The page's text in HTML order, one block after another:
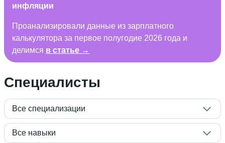
инфляции
Проанализировали данные из зарплатного
калькулятора за первое полугодие 2026 года и
делимся в статье →
Специалисты
Все специализации
Все навыки